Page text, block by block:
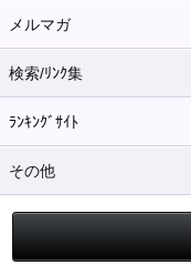
メルマガ
検索/ﾘﾝｸ集
ﾗﾝｷﾝｸﾞｻｲﾄ
その他